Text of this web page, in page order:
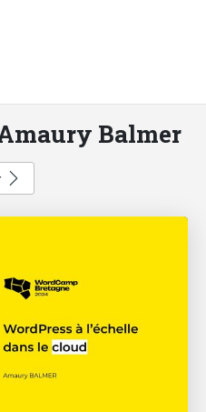
Balmer